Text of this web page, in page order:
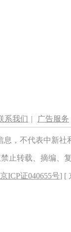
系我们 | 广告服务
息，不代表中新
止转载、摘编、
京ICP证040655号] [